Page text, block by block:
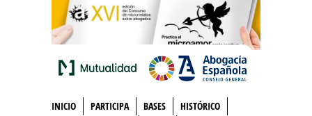
INICIO PARTICIPA BASES
HISTÓRICO